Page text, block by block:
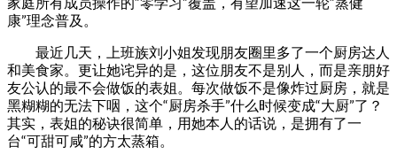
康”理念普及。
最近几天，上班族刘小姐发现朋友圈里多了一个厨房达人
和美食家。更让她诧异的是，这位朋友不是别人，而是亲朋好
友公认的最不会做饭的表姐。每次做饭不是像炸过厨房，就是
黑糊糊的无法下咽，这个“厨房杀手”什么时候变成“大厨”了？
其实，表姐的秘诀很简单，用她本人的话说，是拥有了一
台“可甜可咸”的方太蒸箱。